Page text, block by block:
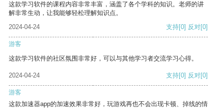
这款学习软件的课程内容非常丰富，涵盖了各个学科的知识。老师的讲
解非常生动，让我能够轻松理解知识点。
2024-04-24
支持[0] 反对[0]
游客
这款学习软件的社区氛围非常好，可以与其他学习者交流学习心得。
2024-04-24 支持[0] 反对[0]
游客
这款加速器app的加速效果非常好，玩游戏再也不会出现卡顿、掉线的情